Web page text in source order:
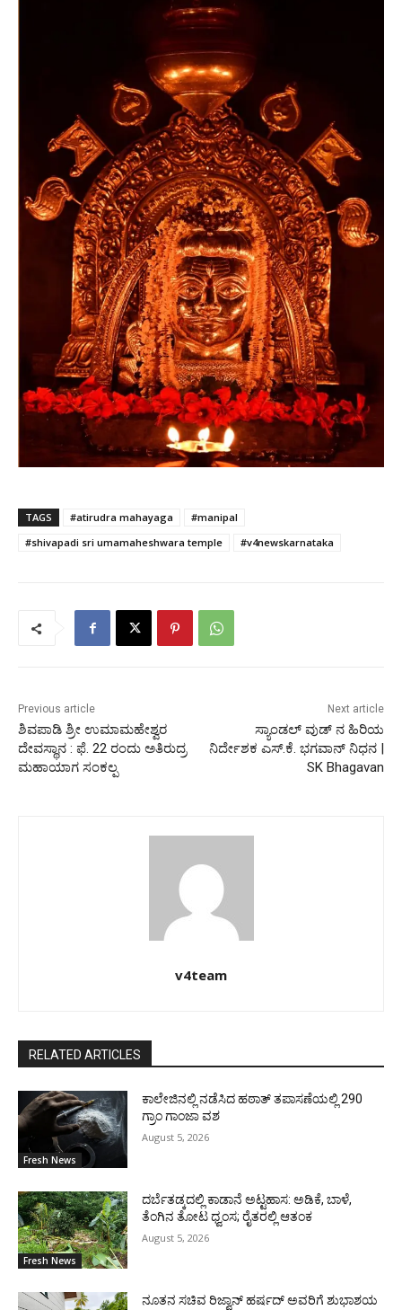
TAGS #atirudra mahayaga
#manipal
#shivapadi sri umamaheshwara temple
#v4newskarnataka
Previous article
ಶಿವಪಾಡಿ ಶ್ರೀ ಉಮಾಮಹೇಶ್ವರ
ದೇವಸ್ಥಾನ : ಫೆ. 22 ರಂದು ಅತಿರುದ್ರ
ಮಹಾಯಾಗ ಸಂಕಲ್ಪ
Next article
ಸ್ಯಾಂಡಲ್‌ ವುಡ್‌ ನ ಹಿರಿಯ
ನಿರ್ದೇಶಕ ಎಸ್.ಕೆ. ಭಗವಾನ್‌ ನಿಧನ |
SK Bhagavan
v4team
RELATED ARTICLES
Fresh News
ಕಾಲೇಜಿನಲ್ಲಿ ನಡೆಸಿದ ಹಠಾತ್ ತಪಾಸಣೆಯಲ್ಲಿ 290
ಗ್ರಾಂ ಗಾಂಜಾ ವಶ
August 5, 2026
Fresh News
ದರ್ಬೆತಡ್ಕದಲ್ಲಿ ಕಾಡಾನೆ ಅಟ್ಟಹಾಸ: ಅಡಿಕೆ, ಬಾಳೆ,
ತೆಂಗಿನ ತೋಟ ಧ್ವಂಸ; ರೈತರಲ್ಲಿ ಆತಂಕ
August 5, 2026
ನೂತನ ಸಚಿವ ರಿಜ್ವಾನ್ ಹರ್ಷದ್ ಅವರಿಗೆ ಶುಭಾಶಯ